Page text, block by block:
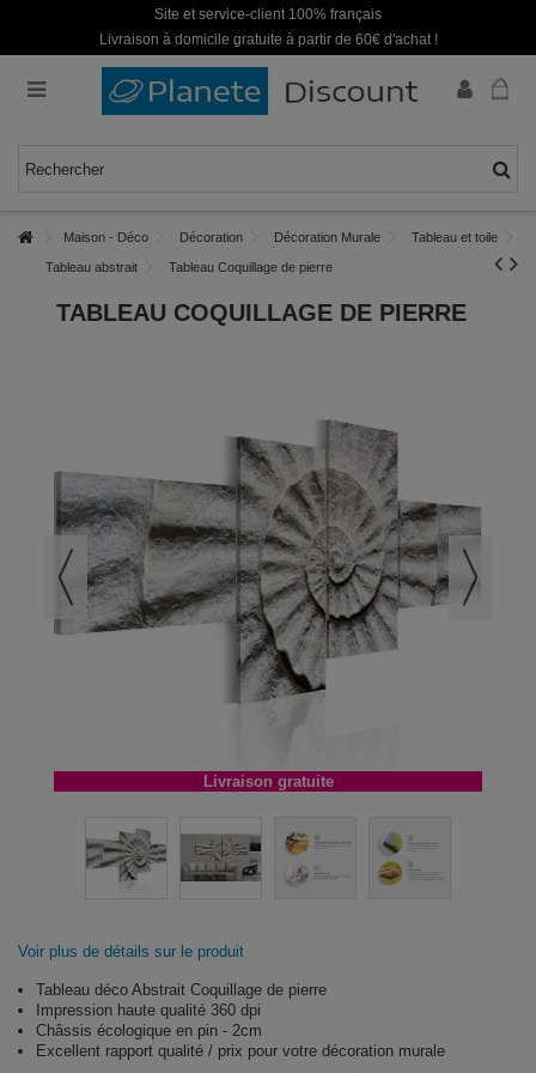
Site et service-client 100% français
Livraison à domicile gratuite à partir de 60€ d'achat !
Maison - Déco Décoration Décoration Murale Tableau et toile
Tableau abstrait Tableau Coquillage de pierre
TABLEAU COQUILLAGE DE PIERRE
Livraison gratuite
Voir plus de détails sur le produit
Tableau déco Abstrait Coquillage de pierre
Impression haute qualité 360 dpi
Châssis écologique en pin - 2cm
Excellent rapport qualité / prix pour votre décoration murale